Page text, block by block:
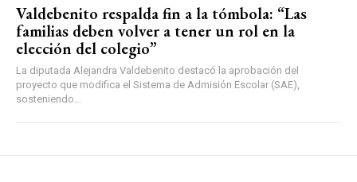
Valdebenito respalda fin a la tómbola: “Las
familias deben volver a tener un rol en la
elección del colegio”
La diputada Alejandra Valdebenito destacó la aprobación del
proyecto que modifica el Sistema de Admisión Escolar (SAE),
sosteniendo...